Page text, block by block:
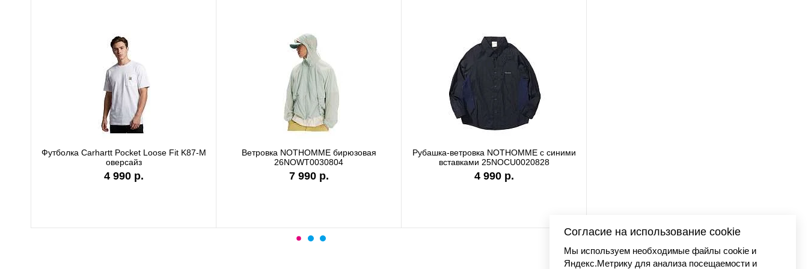
Футболка Carhartt Pocket Loose Fit K87-M
оверсайз
4 990 р.
Ветровка NOTHOMME бирюзовая
26NOWT0030804
7 990 р.
Рубашка-ветровка NOTHOMME с синими
вставками 25NOCU0020828
4 990 р.
Согласие на использование cookie
Мы используем необходимые файлы cookie и
Яндекс.Метрику для анализа посещаемости и